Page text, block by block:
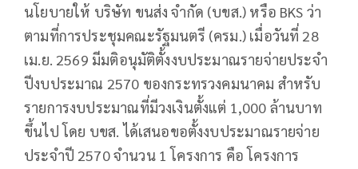
นโยบายให้ บริษัท ขนส่ง จำกัด (บขส.) หรือ BKS ว่า
ตามที่การประชุมคณะรัฐมนตรี (ครม.) เมื่อวันที่ 28
เม.ย. 2569 มีมติอนุมัติตั้งงบประมาณรายจ่ายประจำ
ปีงบประมาณ 2570 ของกระทรวงคมนาคม สำหรับ
รายการงบประมาณที่มีวงเงินตั้งแต่ 1,000 ล้านบาท
ขึ้นไป โดย บขส. ได้เสนอขอตั้งงบประมาณรายจ่าย
ประจำปี 2570 จำนวน 1 โครงการ คือ โครงการ